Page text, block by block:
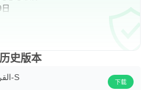
课程。
القراءة السريعة بالعربي历史版本
القراءة السريعة بالعربي 50001-S
下载